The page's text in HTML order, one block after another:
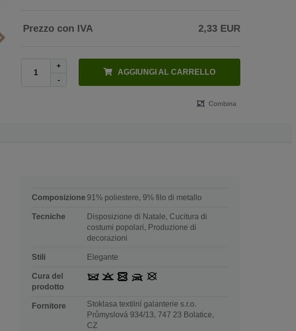
Prezzo con IVA 2,33 EUR
+
-
AGGIUNGI AL CARRELLO
Combina
Composizione 91% poliestere, 9% filo di metallo
Tecniche
Disposizione di Natale, Cucitura di
costumi popolari, Produzione di
decorazioni
Stili Elegante
Cura del
prodotto
Fornitore
Stoklasa textilní galanterie s.r.o.
Průmyslová 934/13, 747 23 Bolatice,
CZ